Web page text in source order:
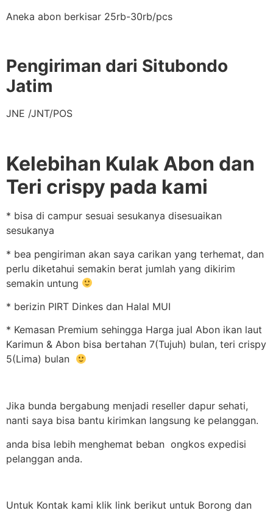
Aneka abon berkisar 25rb-30rb/pcs
Pengiriman dari Situbondo
Jatim
JNE /JNT/POS
Kelebihan Kulak Abon dan
Teri crispy pada kami
* bisa di campur sesuai sesukanya disesuaikan
sesukanya
* bea pengiriman akan saya carikan yang terhemat, dan
perlu diketahui semakin berat jumlah yang dikirim
semakin untung
* berizin PIRT Dinkes dan Halal MUI
* Kemasan Premium sehingga Harga jual Abon ikan laut
Karimun & Abon bisa bertahan 7(Tujuh) bulan, teri crispy
5(Lima) bulan
Jika bunda bergabung menjadi reseller dapur sehati,
nanti saya bisa bantu kirimkan langsung ke pelanggan.
anda bisa lebih menghemat beban ongkos expedisi
pelanggan anda.
Untuk Kontak kami klik link berikut untuk Borong dan